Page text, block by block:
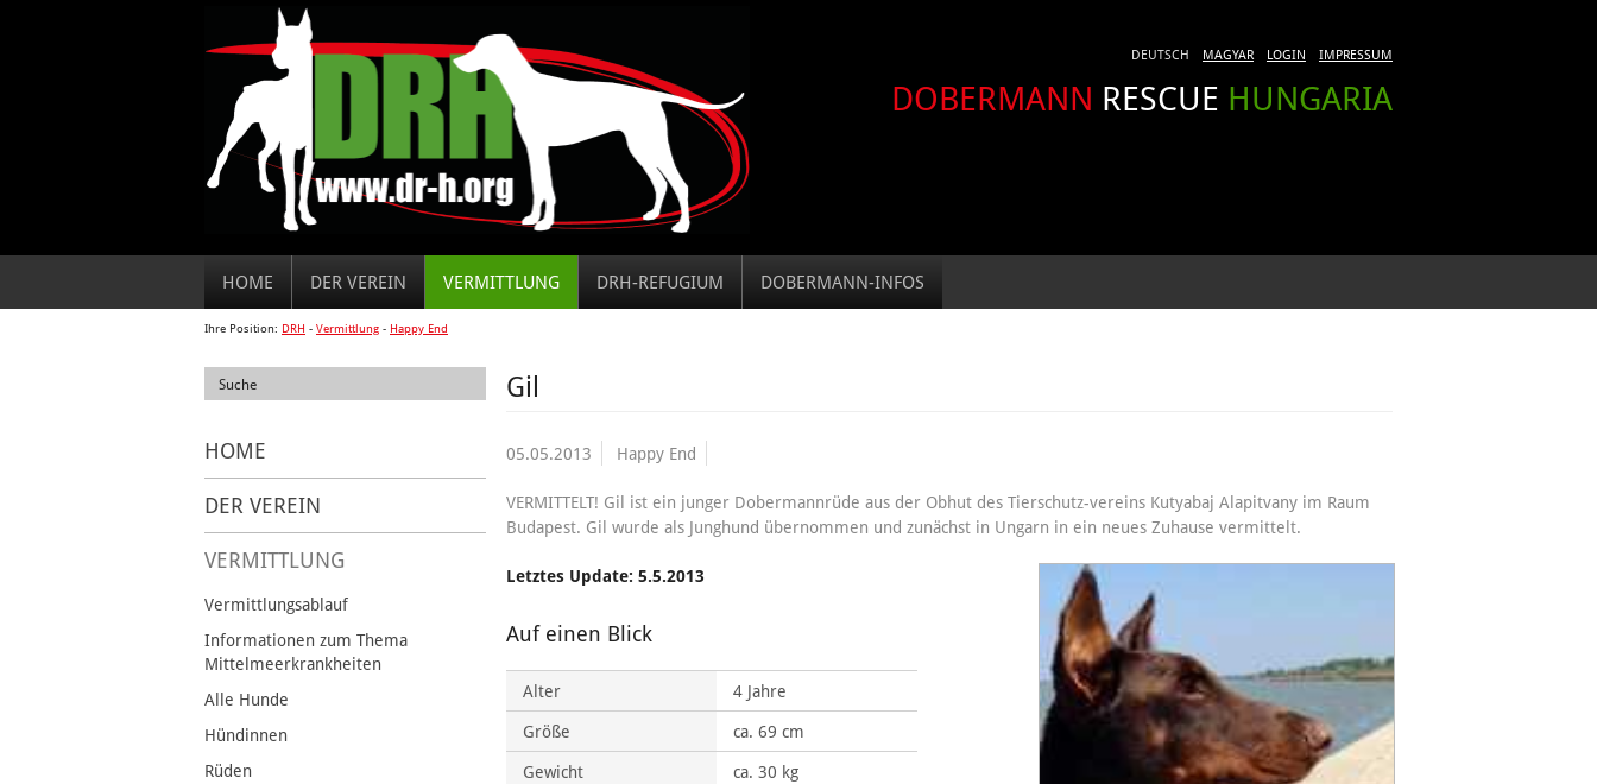
LOGIN IMPRESSUM
DEUTSCH MAGYAR
DOBERMANN RESCUE HUNGARIA
HOME DER VEREIN VERMITTLUNG DRH-REFUGIUM DOBERMANN-INFOS
Ihre Position: DRH - Vermittlung - Happy End
HOME
DER VEREIN
VERMITTLUNG
Vermittlungsablauf
Informationen zum Thema
Mittelmeerkrankheiten
Alle Hunde
Hündinnen
Rüden
Gil
05.05.2013 Happy End
VERMITTELT! Gil ist ein junger Dobermannrüde aus der Obhut des Tierschutz-vereins Kutyabaj Alapitvany im Raum
Budapest. Gil wurde als Junghund übernommen und zunächst in Ungarn in ein neues Zuhause vermittelt.
Letztes Update: 5.5.2013
Auf einen Blick
Alter
4 Jahre
Größe
ca. 69 cm
Gewicht
ca. 30 kg